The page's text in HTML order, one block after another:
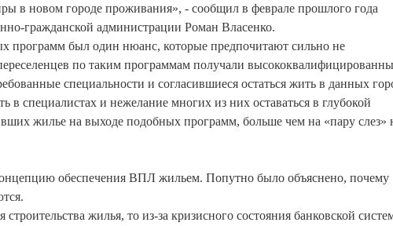
в новом городе проживания», - сообщил в феврале прошлого года
гражданской администрации Роман Власенко.
программ был один нюанс, которые предпочитают сильно не
по таким программам получали
специальности и согласившиеся остаться жить в данных
специалистах и нежелание многих из них оставаться в глубокой
жилье на выходе подобных программ, больше чем на «пару слез»
обеспечения ВПЛ жильем. Попутно было объяснено, почему
жилья, то из-за кризисного состояния банковской